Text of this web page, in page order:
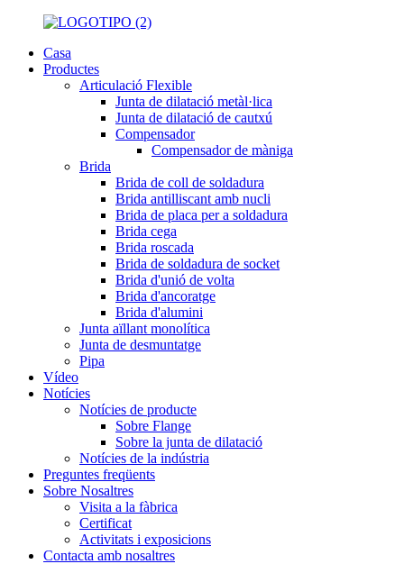
Casa
Productes
Articulació Flexible
Junta de dilatació metàl·lica
Junta de dilatació de cautxú
Compensador
Compensador de màniga
Brida
Brida de coll de soldadura
Brida antilliscant amb nucli
Brida de placa per a soldadura
Brida cega
Brida roscada
Brida de soldadura de socket
Brida d'unió de volta
Brida d'ancoratge
Brida d'alumini
Junta aïllant monolítica
Junta de desmuntatge
Pipa
Vídeo
Notícies
Notícies de producte
Sobre Flange
Sobre la junta de dilatació
Notícies de la indústria
Preguntes freqüents
Sobre Nosaltres
Visita a la fàbrica
Certificat
Activitats i exposicions
Contacta amb nosaltres